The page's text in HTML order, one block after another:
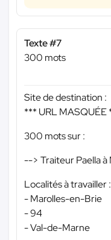
Texte #7
300 mots
Site de destination :
*** URL MASQUÉE
300 mots sur :
--> Traiteur Paella
Localités à travailler :
- Marolles-en-Brie
- 94
- Val-de-Marne